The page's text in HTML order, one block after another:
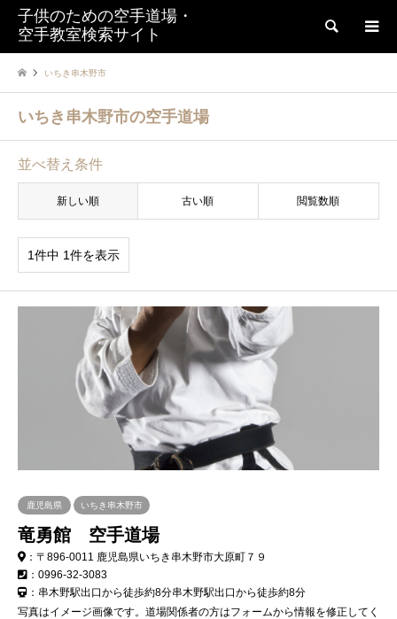
子供のための空手道場・
空手教室検索サイト
検索
いちき串木野市
いちき串木野市の空手道場
並べ替え条件
新しい順 古い順 閲覧数順
1件中 1件を表示
鹿児島県 いちき串木野市
竜勇館 空手道場
：〒896-0011 鹿児島県いちき串木野市大原町７９
：0996-32-3083
：串木野駅出口から徒歩約8分串木野駅出口から徒歩約8分
写真はイメージ画像です。道場関係者の方はフォームから情報を修正してく